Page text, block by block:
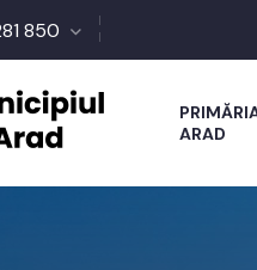
850
ARAD